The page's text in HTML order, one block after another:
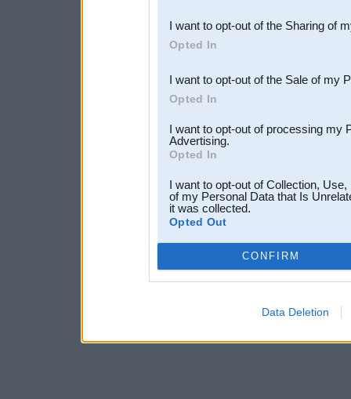
Downstream Participants
third parties.
I want to opt-out of the Sharing of
Opted In
I want to opt-out of the Sale of my
Opted In
I want to opt-out of processing my
Advertising.
Opted In
I want to opt-out of Collection,
of my Personal Data that Is
it was collected.
Opted Out
CONFIRM
Data Deletion